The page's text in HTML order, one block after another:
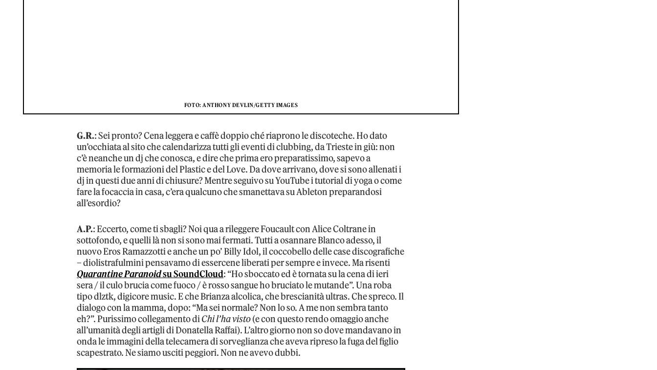
FOTO: ANTHONY DEVLIN/GETTY IMAGES
G.R.: Sei pronto? Cena leggera e caffè doppio ché riaprono le discoteche. Ho dato
un’occhiata al sito che calendarizza tutti gli eventi di clubbing, da Trieste in giù: non
c’è neanche un dj che conosca, e dire che prima ero preparatissimo, sapevo a
memoria le formazioni del Plastic e del Love. Da dove arrivano, dove si sono allenati i
dj in questi due anni di chiusure? Mentre seguivo su YouTube i tutorial di yoga o come
fare la focaccia in casa, c’era qualcuno che smanettava su Ableton preparandosi
all’esordio?
A.P.: Eccerto, come ti sbagli? Noi qua a rileggere Foucault con Alice Coltrane in
sottofondo, e quelli là non si sono mai fermati. Tutti a osannare Blanco adesso, il
nuovo Eros Ramazzotti e anche un po’ Billy Idol, il coccobello delle case discografiche
– diolistrafulmini pensavamo di essercene liberati per sempre e invece. Ma risenti
Quarantine Paranoidsu SoundCloud: “Ho sboccato ed è tornata su la cena di ieri
sera / il culo brucia come fuoco / è rosso sangue ho bruciato le mutande”. Una roba
tipo dlztk, digicore music. E che Brianza alcolica, che brescianità ultras. Che spreco. Il
dialogo con la mamma, dopo: “Ma sei normale? Non lo so. A me non sembra tanto
eh?”. Purissimo collegamento diChi l’ha visto(e con questo rendo omaggio anche
all’umanità degli artigli di Donatella Raffai). L’altro giorno non so dove mandavano in
onda le immagini della telecamera di sorveglianza che aveva ripreso la fuga del figlio
scapestrato. Ne siamo usciti peggiori. Non ne avevo dubbi.